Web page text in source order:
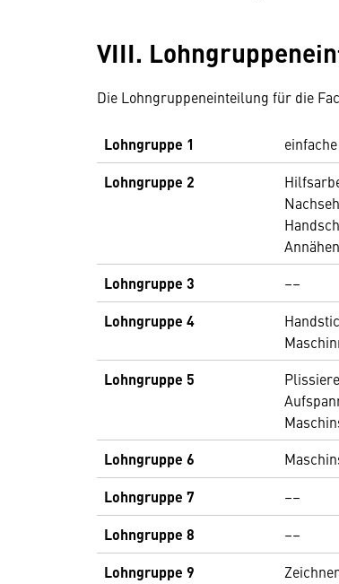
VIII.
Die Lohngruppeneinteilung für die
Lohngruppe 1
Lohngruppe 2
Lohngruppe 3 ––
Lohngruppe 4
Lohngruppe 5
Lohngruppe 6
Lohngruppe 7 ––
Lohngruppe 8 ––
Lohngruppe 9